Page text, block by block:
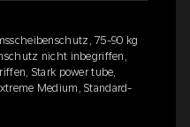
75-90 kg
nicht inbegriffen,
Stark power tube,
Medium, Standard-